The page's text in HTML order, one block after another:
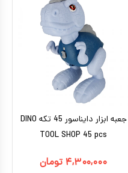
جعبه ابزار دایناسور 45 تکه DINO
TOOL SHOP 45 pcs
۴,۳۰۰,۰۰۰ تومان